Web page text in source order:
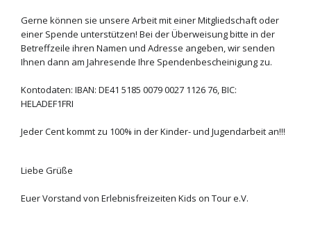
Gerne können sie unsere Arbeit mit einer Mitgliedschaft oder
einer Spende unterstützen! Bei der Überweisung bitte in der
Betreffzeile ihren Namen und Adresse angeben, wir senden
Ihnen dann am Jahresende Ihre Spendenbescheinigung zu.
Kontodaten: IBAN: DE41 5185 0079 0027 1126 76, BIC:
HELADEF1FRI
Jeder Cent kommt zu 100% in der Kinder- und Jugendarbeit an!!!
Liebe Grüße
Euer Vorstand von Erlebnisfreizeiten Kids on Tour e.V.